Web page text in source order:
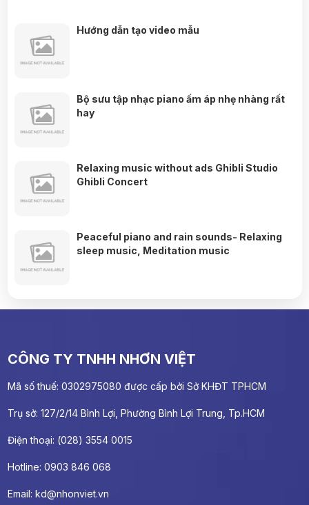
Hướng dẫn tạo video mẫu
Bộ sưu tập nhạc piano ấm áp nhẹ nhàng rất
hay
Relaxing music without ads Ghibli Studio
Ghibli Concert
Peaceful piano and rain sounds- Relaxing
sleep music, Meditation music
nhiêu?
Ngoài cung cấp dịch vụ vệ sinh, cty có cung
CÔNG TY TNHH NHƠN VIỆT
Mã số thuế: 0302975080 được cấp bởi Sở KHĐT TPHCM
Trụ sở: 127/2/14 Bình Lợi, Phường Bình Lợi Trung, Tp.HCM
Điện thoại: (028) 3554 0015
Hotline: 0903 846 068
Email: kd@nhonviet.vn